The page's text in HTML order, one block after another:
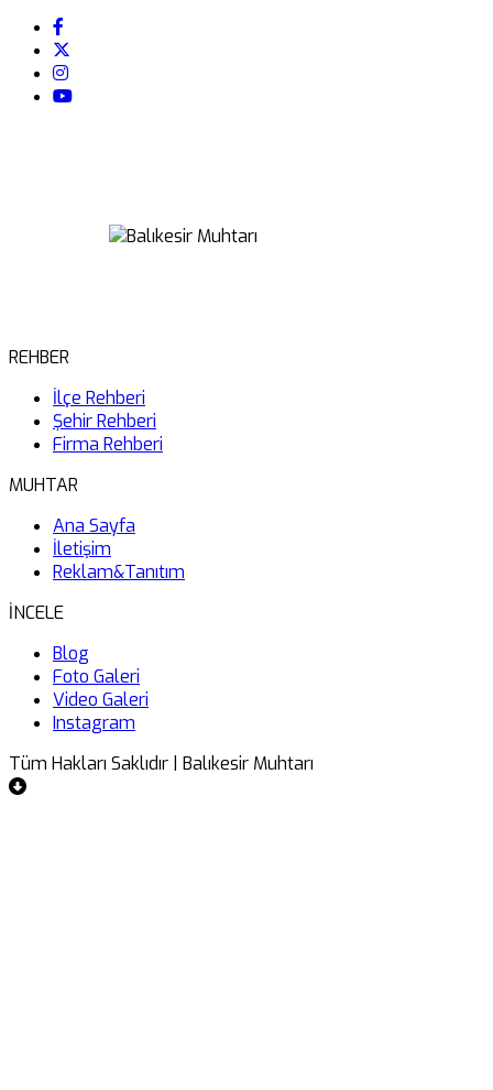
REHBER
İlçe Rehberi
Şehir Rehberi
Firma Rehberi
MUHTAR
Ana Sayfa
İletişim
Reklam&Tanıtım
İNCELE
Blog
Foto Galeri
Video Galeri
Instagram
Tüm Hakları Saklıdır | Balıkesir Muhtarı